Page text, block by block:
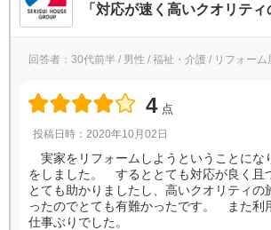
「対応が速く高いクオリティ
回答者：30代前半 / 男性 / 福祉・介護 / リフォーム
4 点
投稿日時：2020年10月02日
実家をリフォームしようということにな
をしました。 するととても対応が良く且
とても助かりましたし、高いクオリティの
ったのでとても有難かったです。 また利
仕事ぶりでした。